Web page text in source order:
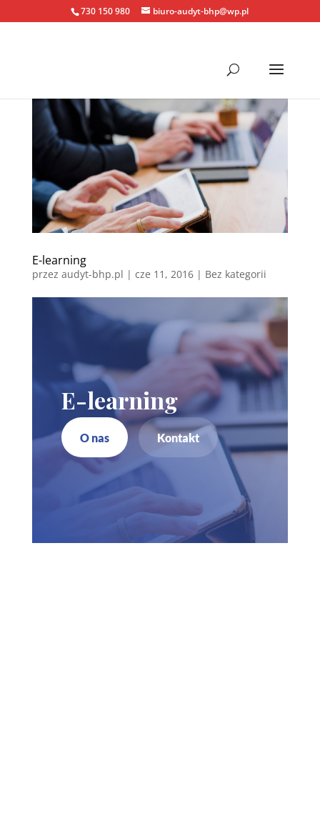
730 150 980 biuro-audyt-bhp@wp.pl
E-learning
przez audyt-bhp.pl | cze 11, 2016| Bez kategorii
E-learning
O nas Kontakt